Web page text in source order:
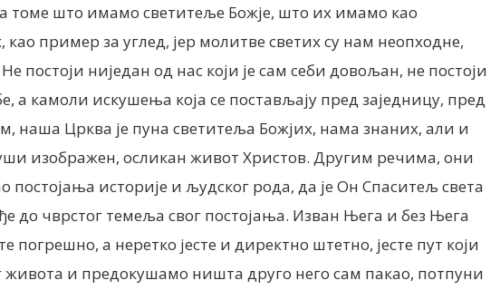
томе што имамо светитеље Божје, што их имамо као
пример за углед, јер молитве светих су нам неопходне,
постоји ниједан од нас који је сам себи довољан, не постоји
а камоли искушења која се постављају пред заједницу, пред
наша Црква је пуна светитеља Божјих, нама знаних, али и
изображен, осликан живот Христов. Другим речима, они
постојања историје и људског рода, да је Он Спаситељ света
до чврстог темеља свог постојања. Изван Њега и без Њега
а неретко јесте и директно штетно, јесте пут који
живота и предокушамо ништа друго него сам пакао, потпуни